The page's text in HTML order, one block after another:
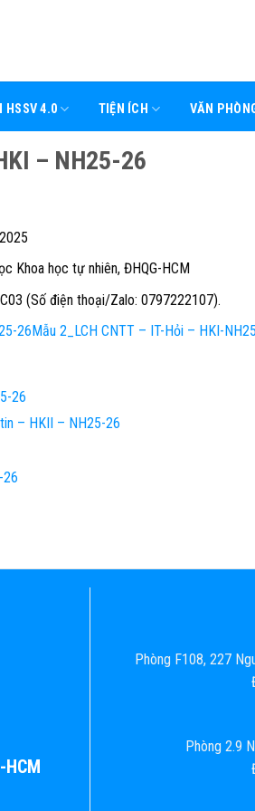
HSSV 4.0 TIỆN ÍCH VĂN
– NH25-26
Khoa học tự nhiên, ĐHQG-HCM
(Số điện thoại/Zalo: 0797222107).
26 Mẫu 2_LCH CNTT – IT-Hỏi – HKI-
26
– HKII – NH25-26
26
Phòng F108, 227
Phòng 2.9